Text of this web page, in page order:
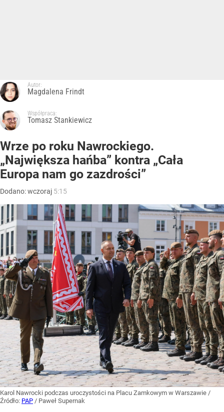
Autor:
Magdalena Frindt
Współpraca:
Tomasz Stankiewicz
Wrze po roku Nawrockiego.
„Największa hańba” kontra „Cała
Europa nam go zazdrości”
Dodano:wczoraj 5:15
Karol Nawrocki podczas uroczystości na Placu Zamkowym w Warszawie /
Źródło: PAP / Paweł Supernak